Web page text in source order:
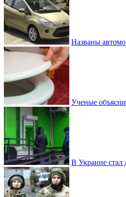
Названы
Ученые
В Украине стал